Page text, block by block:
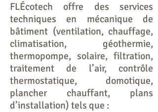
FLÉcotech offre des services
techniques en mécanique de
bâtiment (ventilation, chauffage,
climatisation, géothermie,
thermopompe, solaire, filtration,
traitement de l’air, contrôle
thermostatique, domotique,
plancher chauffant, plans
d’installation) tels que :